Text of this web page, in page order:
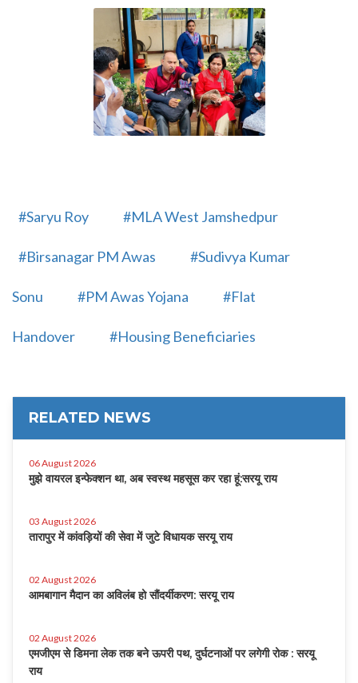
#Saryu Roy #MLA West Jamshedpur
#Birsanagar PM Awas #Sudivya Kumar
Sonu #PM Awas Yojana #Flat
Handover #Housing Beneficiaries
RELATED NEWS
06 August 2026
मुझे वायरल इन्फेक्शन था, अब स्वस्थ महसूस कर रहा हूं:सरयू राय
03 August 2026
तारापुर में कांवड़ियों की सेवा में जुटे विधायक सरयू राय
02 August 2026
आमबागान मैदान का अविलंब हो सौंदर्यीकरण: सरयू राय
02 August 2026
एमजीएम से डिमना लेक तक बने ऊपरी पथ, दुर्घटनाओं पर लगेगी रोक : सरयू
राय